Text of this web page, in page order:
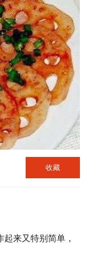
收藏
来又特别简单，